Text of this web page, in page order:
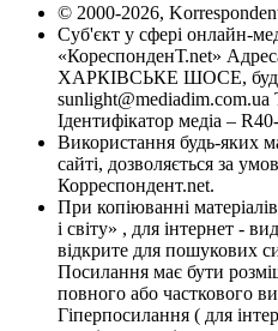
© 2000-2026,
Суб'єкт у сфері онлайн-
«КореспонденТ.net»
ХАРКІВСЬКЕ ШОСЕ,
sunlight@mediadim.com.ua
Ідентифікатор медіа –
Використання будь-яких
сайті, дозволяється за
Корреспондент.net.
При копіюванні
і світу» , для інтернет -
відкрите для пошукових
Посилання має бути
повного або часткового
Гіперпосилання ( для